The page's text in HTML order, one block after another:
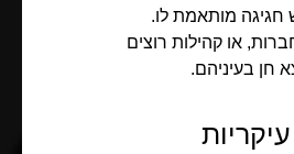
מותאמת לו.
או קהילות רוצים
חן בעיניהם.